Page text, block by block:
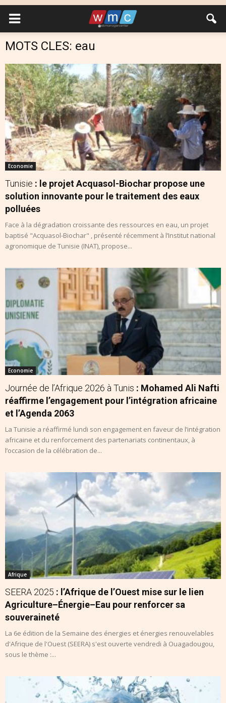
MOTS CLES: eau
Economie
Tunisie : le projet Acquasol-Biochar propose une
solution innovante pour le traitement des eaux
polluées
Face à la dégradation croissante des ressources en eau, un projet
baptisé "Acquasol-Biochar" , présenté récemment à l’Institut national
agronomique de Tunisie (INAT), propose...
Economie
Journée de l’Afrique 2026 à Tunis : Mohamed Ali Nafti
réaffirme l’engagement pour l’intégration africaine
et l’Agenda 2063
La Tunisie a réaffirmé lundi son engagement en faveur de l’intégration
africaine et du renforcement des partenariats continentaux, à
l’occasion de la célébration de...
Afrique
SEERA 2025 : l’Afrique de l’Ouest mise sur le lien
Agriculture–Énergie–Eau pour renforcer sa
souveraineté
La 6e édition de la Semaine des énergies et énergies renouvelables
d'Afrique de l'Ouest (SEERA) s'est ouverte vendredi à Ouagadougou,
sous le thème :...